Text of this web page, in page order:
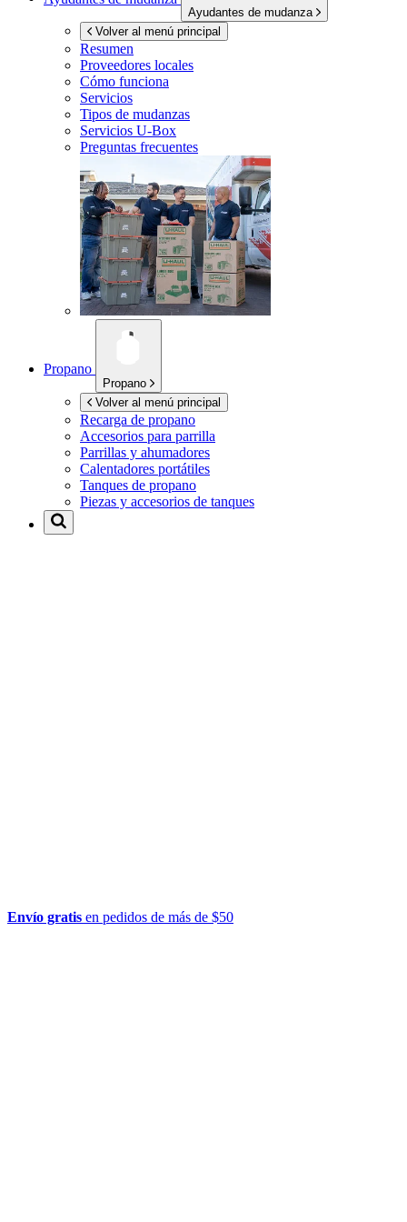
Ayudantes de mudanza
Volver al menú principal
Resumen
Proveedores locales
Cómo funciona
Servicios
Tipos de mudanzas
Servicios U-Box
Preguntas frecuentes
Propano
Propano
Volver al menú principal
Recarga de propano
Accesorios para parrilla
Parrillas y ahumadores
Calentadores portátiles
Tanques de propano
Piezas y accesorios de tanques
Envío gratis en pedidos de más de $50